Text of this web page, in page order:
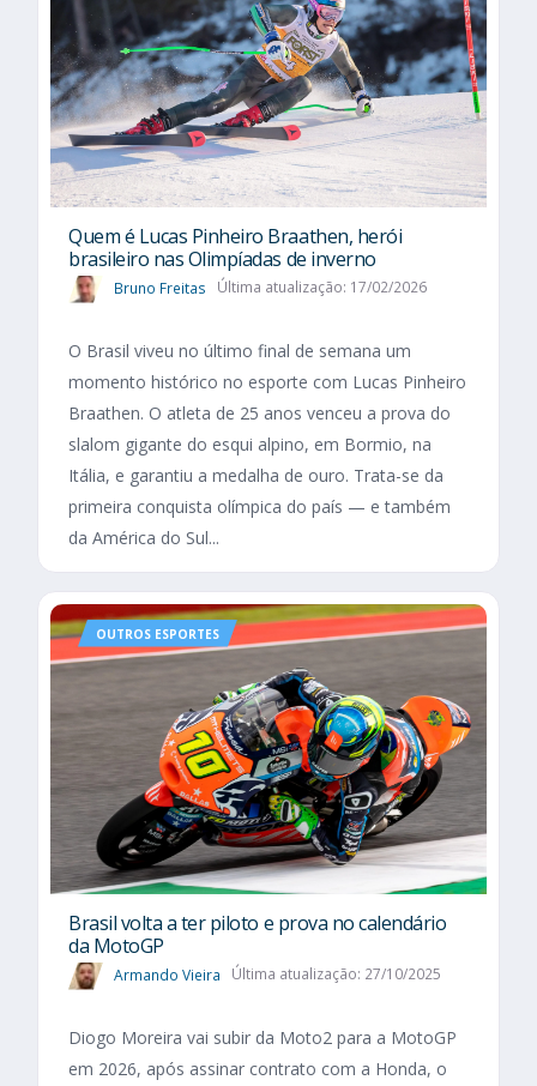
Quem é Lucas Pinheiro Braathen, herói
brasileiro nas Olimpíadas de inverno
Bruno Freitas Última atualização: 17/02/2026
O Brasil viveu no último final de semana um
momento histórico no esporte com Lucas Pinheiro
Braathen. O atleta de 25 anos venceu a prova do
slalom gigante do esqui alpino, em Bormio, na
Itália, e garantiu a medalha de ouro. Trata-se da
primeira conquista olímpica do país — e também
da América do Sul...
OUTROS ESPORTES
Brasil volta a ter piloto e prova no calendário
da MotoGP
Armando Vieira Última atualização: 27/10/2025
Diogo Moreira vai subir da Moto2 para a MotoGP
em 2026, após assinar contrato com a Honda, o